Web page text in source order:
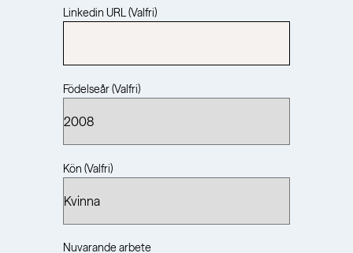
Linkedin URL (Valfri)
Födelseår (Valfri)
Kön (Valfri)
Nuvarande arbete